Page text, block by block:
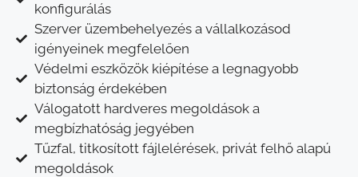
konfigurálás
Szerver üzembehelyezés a vállalkozásod
igényeinek megfelelően
Védelmi eszközök kiépítése a legnagyobb
biztonság érdekében
Válogatott hardveres megoldások a
megbízhatóság jegyében
Tűzfal, titkosított fájlelérések, privát felhő alapú
megoldások